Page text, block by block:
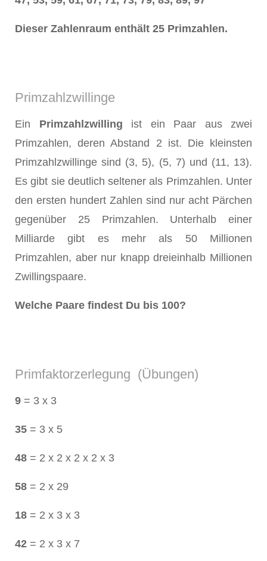
Dieser Zahlenraum enthält 25 Primzahlen.
Primzahlzwillinge
Ein Primzahlzwilling ist ein Paar aus zwei
Primzahlen, deren Abstand 2 ist. Die kleinsten
Primzahlzwillinge sind (3, 5), (5, 7) und (11, 13).
Es gibt sie deutlich seltener als Primzahlen. Unter
den ersten hundert Zahlen sind nur acht Pärchen
gegenüber 25 Primzahlen. Unterhalb einer
Milliarde gibt es mehr als 50 Millionen
Primzahlen, aber nur knapp dreieinhalb Millionen
Zwillingspaare.
Welche Paare findest Du bis 100?
Primfaktorzerlegung (Übungen)
9 = 3 x 3
35 = 3 x 5
48 = 2 x 2 x 2 x 2 x 3
58 = 2 x 29
18 = 2 x 3 x 3
42 = 2 x 3 x 7